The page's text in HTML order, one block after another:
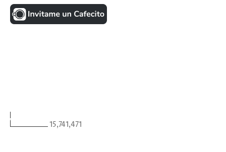
15,741,471